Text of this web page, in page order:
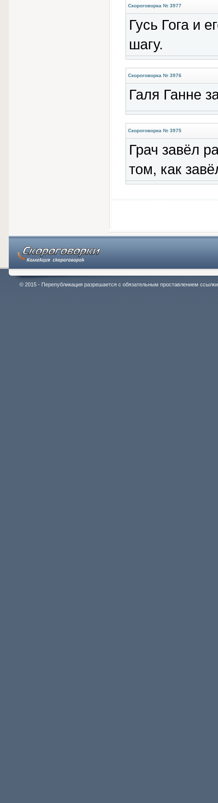
Скороговорка № 3977
Гусь Гога и
шагу.
Скороговорка № 3976
Галя Ганне
Скороговорка № 3975
Грач завёл
том, как
© 2015 - Перепубликация разрешается с обязательным проставлением